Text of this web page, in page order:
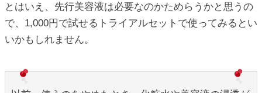
とはいえ、先行美容液は必要なのかためらうかと思うの
で、1,000円で試せるトライアルセットで使ってみるとい
いかもしれません。